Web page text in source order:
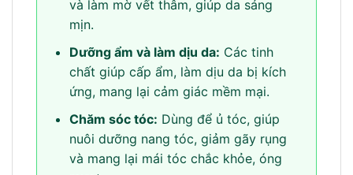
và làm mờ vết thâm, giúp da sáng
mịn.
Dưỡng ẩm và làm dịu da: Các tinh
chất giúp cấp ẩm, làm dịu da bị kích
ứng, mang lại cảm giác mềm mại.
Chăm sóc tóc: Dùng để ủ tóc, giúp
nuôi dưỡng nang tóc, giảm gãy rụng
và mang lại mái tóc chắc khỏe, óng